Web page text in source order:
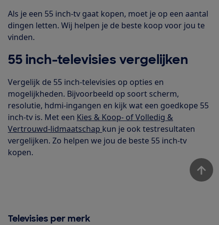
Als je een 55 inch-tv gaat kopen, moet je op een aantal
dingen letten. Wij helpen je de beste koop voor jou te
vinden.
55 inch-televisies vergelijken
Vergelijk de 55 inch-televisies op opties en
mogelijkheden. Bijvoorbeeld op soort scherm,
resolutie, hdmi-ingangen en kijk wat een goedkope 55
inch-tv is. Met een Kies & Koop- of Volledig &
Vertrouwd-lidmaatschap kun je ook testresultaten
vergelijken. Zo helpen we jou de beste 55 inch-tv
kopen.
Televisies per merk